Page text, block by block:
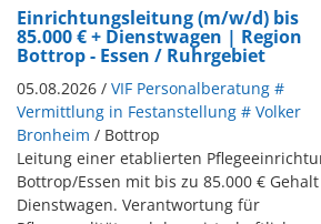
Einrichtungsleitung (m/w/d) bis
85.000 € + Dienstwagen | Region
Bottrop - Essen / Ruhrgebiet
05.08.2026 / VIF Personalberatung #
Vermittlung in Festanstellung # Volker
Bronheim / Bottrop
Leitung einer etablierten
Bottrop/Essen mit bis zu 85.000 €
Dienstwagen. Verantwortung für